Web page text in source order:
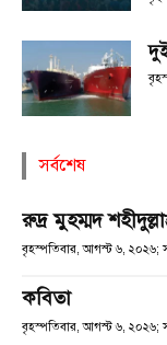
সর্বশেষ
রুদ্র মুহম্মদ
বৃহস্পতিবার, আগস্ট ৬, ২০২৬;
কবিতা
বৃহস্পতিবার, আগস্ট ৬, ২০২৬;